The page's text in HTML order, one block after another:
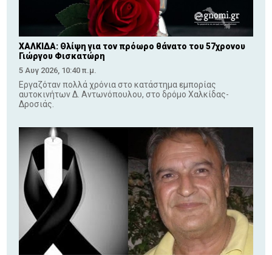
ΧΑΛΚΙΔΑ: Θλίψη για τον πρόωρο θάνατο του 57χρονου
Γιώργου Φισκατώρη
5 Αυγ 2026, 10:40 π.μ.
Εργαζόταν πολλά χρόνια στο κατάστημα εμπορίας
αυτοκινήτων Δ. Αντωνόπουλου, στο δρόμο Χαλκίδας-
Δροσιάς.